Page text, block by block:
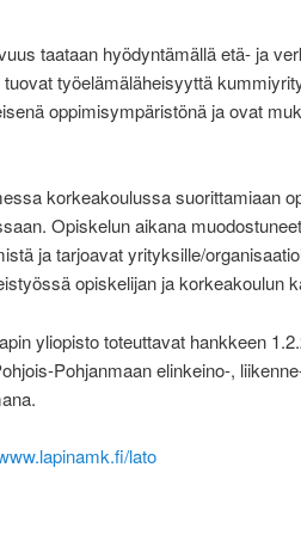
taataan hyödyntämällä etä- ja
työelämäläheisyyttä
oppimisympäristönä ja ovat
korkeakoulussa suorittamiaan
Opiskelun aikana
ja tarjoavat yrityksille/
opiskelijan ja korkeakoulun
yliopisto toteuttavat hankkeen
Pohjanmaan elinkeino-,
lato